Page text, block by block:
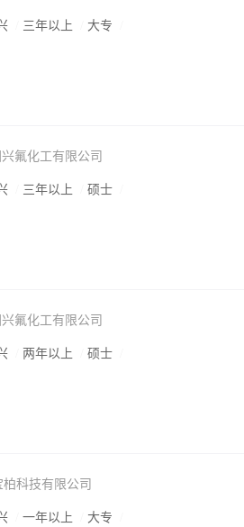
三年以上 大专
氟化工有限公司
三年以上 硕士
氟化工有限公司
两年以上 硕士
柏科技有限公司
一年以上 大专